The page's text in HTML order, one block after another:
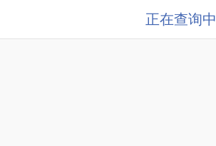
正在查询中